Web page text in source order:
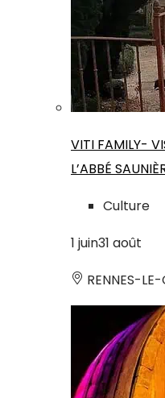
VITI FAMILY-
L’ABBÉ
Culture
1 juin31 août
RENNES-